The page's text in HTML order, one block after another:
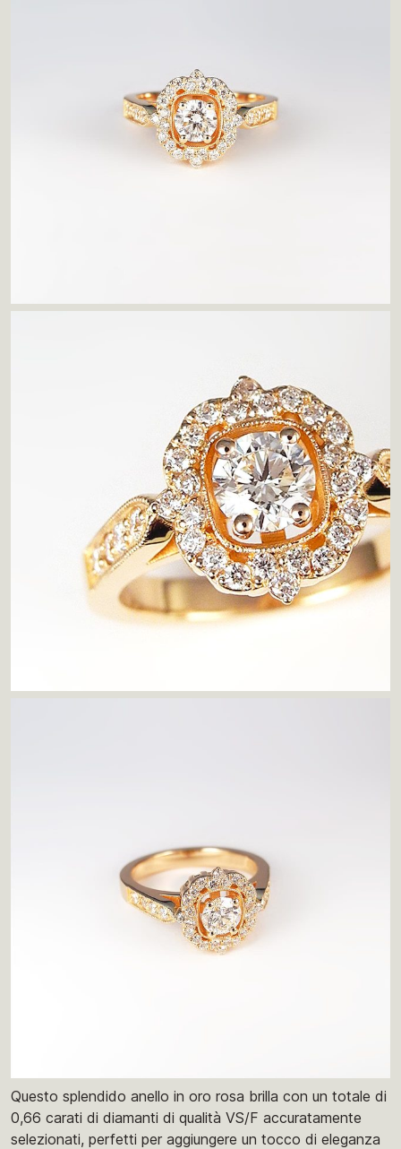
Questo splendido anello in oro rosa brilla con un totale di
0,66 carati di diamanti di qualità VS/F accuratamente
selezionati, perfetti per aggiungere un tocco di eleganza